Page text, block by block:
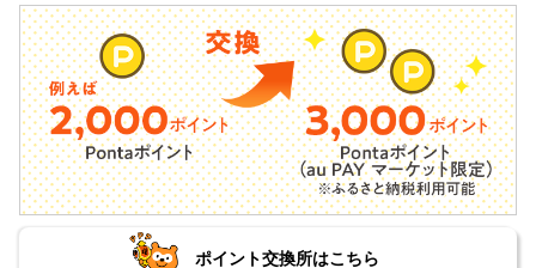
ポイント交換所はこちら